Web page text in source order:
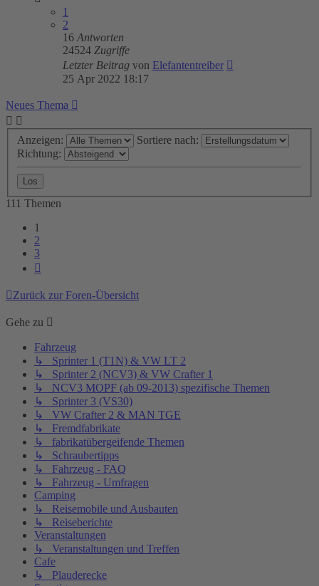
1
2
16 Antworten
24524 Zugriffe
Letzter Beitrag von Elefantentreiber
25 Apr 2022 18:17
Neues Thema
Anzeigen:
Sortiere nach:
Richtung:
111 Themen
1
2
3
Zurück zur Foren-Übersicht
Gehe zu
Fahrzeug
↳ Sprinter 1 (T1N) & VW LT 2
↳ Sprinter 2 (NCV3) & VW Crafter 1
↳ NCV3 MOPF (ab 09-2013) spezifische Themen
↳ Sprinter 3 (VS30)
↳ VW Crafter 2 & MAN TGE
↳ Fremdfabrikate
↳ fabrikatübergeifende Themen
↳ Schraubertipps
↳ Fahrzeug - FAQ
↳ Fahrzeug - Umfragen
Camping
↳ Reisemobile und Ausbauten
↳ Reiseberichte
Veranstaltungen
↳ Veranstaltungen und Treffen
Cafe
↳ Plauderecke